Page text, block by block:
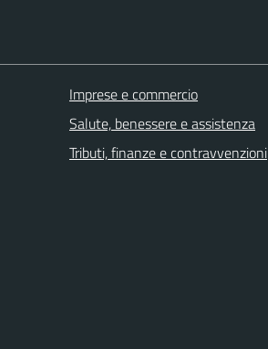
Imprese e commercio
Salute, benessere e assistenza
Tributi, finanze e contravvenzioni